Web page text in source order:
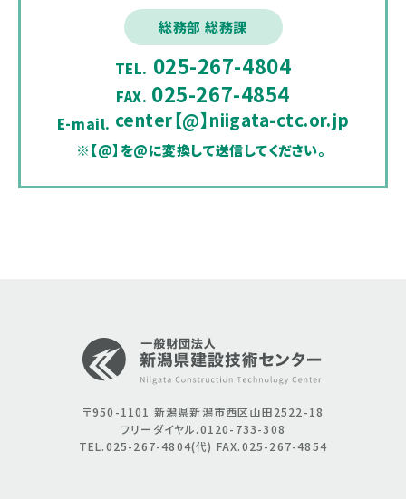
総務部 総務課
TEL. 025-267-4804
FAX. 025-267-4854
E-mail. center【@】niigata-ctc.or.jp
※【@】を@に変換して送信してください。
〒950-1101 新潟県新潟市西区山田2522-18
フリーダイヤル.0120-733-308
TEL.025-267-4804(代) FAX.025-267-4854